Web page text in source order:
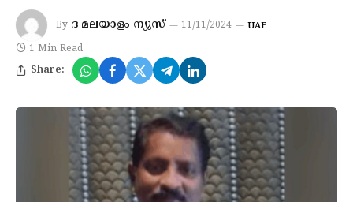
By ദ മലയാളം ന്യൂസ് 11/11/2024 UAE
1 Min Read
Share: